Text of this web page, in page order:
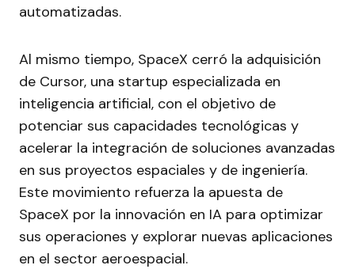
automatizadas.
Al mismo tiempo, SpaceX cerró la adquisición
de Cursor, una startup especializada en
inteligencia artificial, con el objetivo de
potenciar sus capacidades tecnológicas y
acelerar la integración de soluciones avanzadas
en sus proyectos espaciales y de ingeniería.
Este movimiento refuerza la apuesta de
SpaceX por la innovación en IA para optimizar
sus operaciones y explorar nuevas aplicaciones
en el sector aeroespacial.